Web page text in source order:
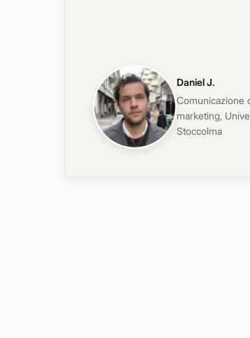
Daniel J.
Comunicazione
marketing,
Stoccolma